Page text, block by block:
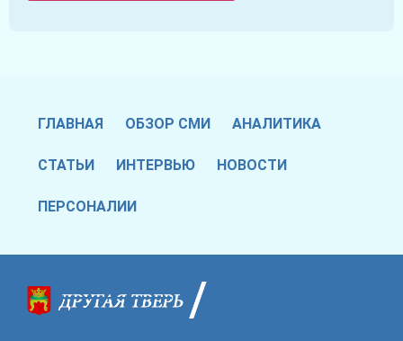
ГЛАВНАЯ ОБЗОР СМИ АНАЛИТИКА
СТАТЬИ ИНТЕРВЬЮ НОВОСТИ
ПЕРСОНАЛИИ